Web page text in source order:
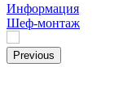
Информация
Шеф-монтаж
Previous